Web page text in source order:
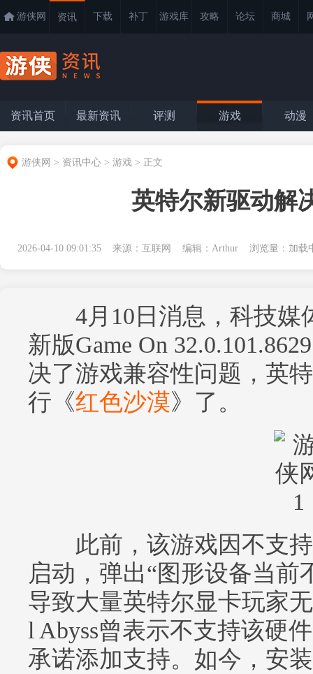
游侠网 资讯 下载 补丁 游戏库 攻略 论坛 商城
资讯首页 最新资讯 评测 游戏 动漫
游侠网 > 资讯中心 > 游戏 > 正文
英特尔新驱动解
2026-04-10 09:01:35 来源：互联网 编辑：Arthur 浏览量： 加载
4月10日消息，科技媒
新版Game On
决了游戏兼容性问题，英
行《红色沙漠》了。
此前，该游戏因不支持
启动，弹出“图形设备当前
导致大量英特尔显卡玩家
l Abyss曾表示不支持该硬
承诺添加支持。如今，安